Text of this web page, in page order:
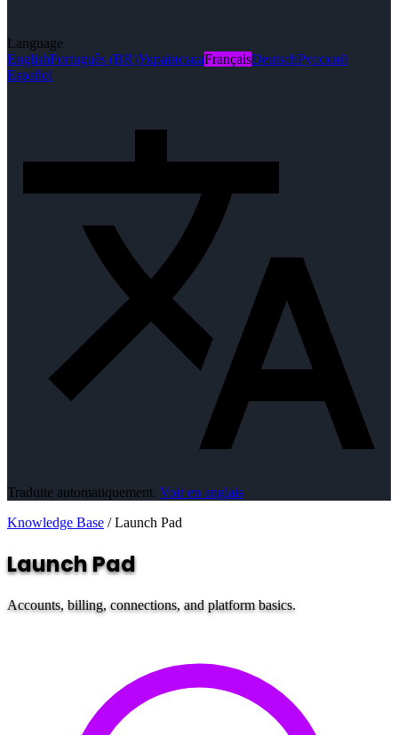
Language
EnglishPortuguês (BR)УкраїнськаFrançaisDeutschРусский
Español
Traduite automatiquement. Voir en anglais
Knowledge Base / Launch Pad
Launch Pad
Accounts, billing, connections, and platform basics.